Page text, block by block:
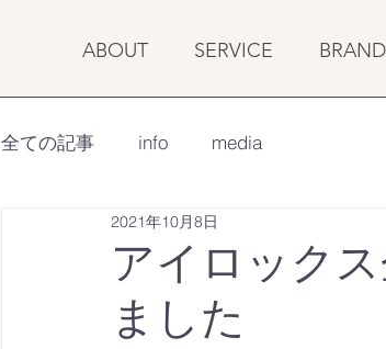
ABOUT SERVICE BRAND
全ての記事 info media
アイロック
ました
2021年10月8日